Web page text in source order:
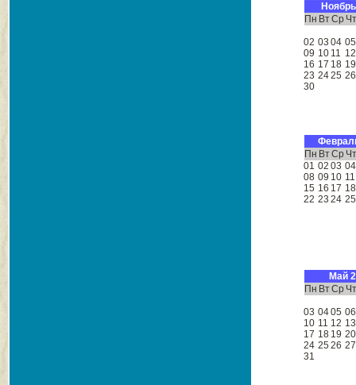
Пн ВтСр
02 03 04 05
09 10 11 12
16 17 18 19
23 2425 26
30
Пн ВтСр
01 02 03 04
08 09 10 11
15 16 17 18
22 23 24 25
Май
Пн ВтСр
03 0405 06
10 11 12 13
17 18 19 20
24 25 26 27
31